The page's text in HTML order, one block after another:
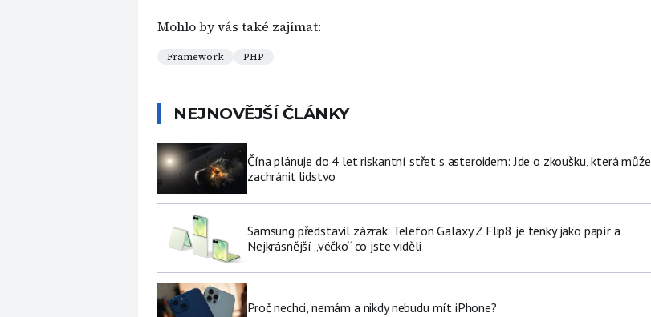
Mohlo by vás také zajímat:
Framework PHP
NEJNOVĚJŠÍ ČLÁNKY
Čína plánuje do 4 let riskantní střet s asteroidem: Jde o zkoušku, která může
zachránit lidstvo
Samsung představil zázrak. Telefon Galaxy Z Flip8 je tenký jako papír a
Nejkrásnější „véčko“ co jste viděli
Proč nechci, nemám a nikdy nebudu mít iPhone?